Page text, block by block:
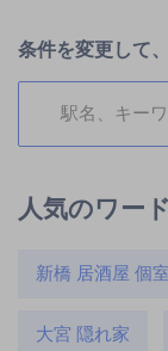
条件を変更して
人気のワード
新橋 居酒屋 個室
大宮 隠れ家